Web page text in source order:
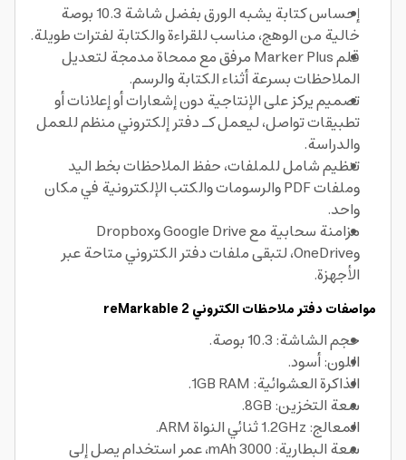
إحساس كتابة يشبه الورق بفضل شاشة 10.3 بوصة
خالية من الوهج، مناسب للقراءة والكتابة لفترات طويلة.
قلم Marker Plus مرفق مع ممحاة مدمجة لتعديل
الملاحظات بسرعة أثناء الكتابة والرسم.
تصميم يركز على الإنتاجية دون إشعارات أو إعلانات أو
تطبيقات تواصل، ليعمل كـ دفتر إلكتروني منظم للعمل
والدراسة.
تنظيم شامل للملفات، حفظ الملاحظات بخط اليد
وملفات PDF والرسومات والكتب الإلكترونية في مكان
واحد.
مزامنة سحابية مع Google Drive وDropbox
وOneDrive، لتبقى ملفات دفتر الكتروني متاحة عبر
الأجهزة.
مواصفات دفتر ملاحظات الكتروني reMarkable 2
حجم الشاشة: 10.3 بوصة.
اللون: أسود.
الذاكرة العشوائية: 1GB RAM.
سعة التخزين: 8GB.
المعالج: 1.2GHz ثنائي النواة ARM.
سعة البطارية: 3000 mAh، عمر استخدام يصل إلى